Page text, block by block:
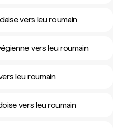
vers leu roumain
vers leu roumain
leu roumain
vers leu roumain